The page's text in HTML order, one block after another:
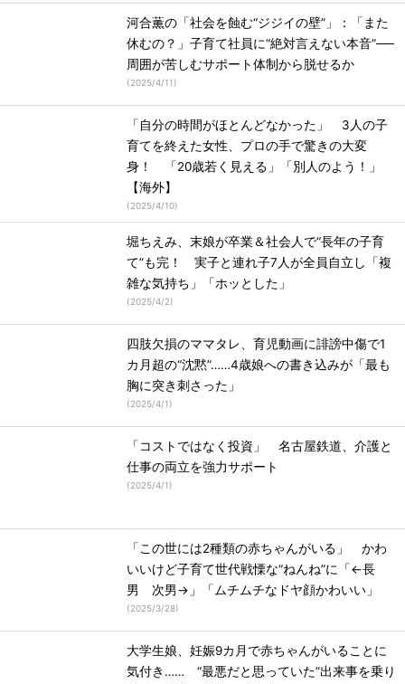
河合薫の「社会を蝕む“ジジイの壁”」：「また
休むの？」子育て社員に“絶対言えない本音”──
周囲が苦しむサポート体制から脱せるか
(2025/4/11)
「自分の時間がほとんどなかった」 3人の子
育てを終えた女性、プロの手で驚きの大変
身！ 「20歳若く見える」「別人のよう！」
【海外】
(2025/4/10)
堀ちえみ、末娘が卒業＆社会人で“長年の子育
て”も完！ 実子と連れ子7人が全員自立し「複
雑な気持ち」「ホッとした」
(2025/4/2)
四肢欠損のママタレ、育児動画に誹謗中傷で1
カ月超の“沈黙”……4歳娘への書き込みが「最も
胸に突き刺さった」
(2025/4/1)
「コストではなく投資」 名古屋鉄道、介護と
仕事の両立を強力サポート
(2025/4/1)
「この世には2種類の赤ちゃんがいる」 かわ
いいけど子育て世代戦慄な“ねんね”に「←長
男 次男→」「ムチムチなドヤ顔かわいい」
(2025/3/28)
大学生娘、妊娠9カ月で赤ちゃんがいることに
気付き…… “最悪だと思っていた”出来事を乗り